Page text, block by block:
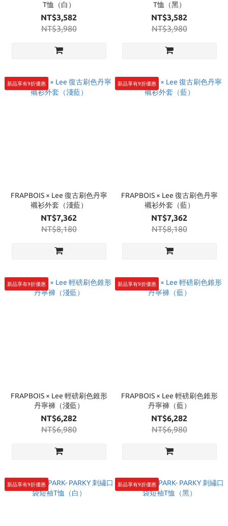
T恤（白）
NT$3,582
NT$3,980
T恤（黑）
NT$3,582
NT$3,980
新品享有9折優惠
FRAPBOIS × Lee 復古刷色丹寧
襯衫外套（淺藍）
NT$7,362
NT$8,180
新品享有9折優惠
FRAPBOIS × Lee 復古刷色丹寧
襯衫外套（藍）
NT$7,362
NT$8,180
新品享有9折優惠
FRAPBOIS × Lee 輕磅刷色錐形
丹寧褲（淺藍）
NT$6,282
NT$6,980
新品享有9折優惠
FRAPBOIS × Lee 輕磅刷色錐形
丹寧褲（藍）
NT$6,282
NT$6,980
新品享有9折優惠 新品享有9折優惠